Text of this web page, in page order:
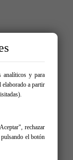
Pi
analíticos y para
elaborado a partir
rechazar
el botón